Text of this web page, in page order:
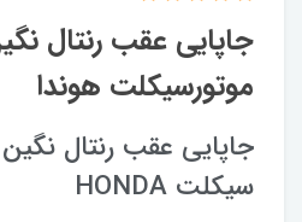
جاپایی عقب رنتال
موتورسیکلت هوندا
جاپایی عقب رنتال نگین
سیکلت HONDA